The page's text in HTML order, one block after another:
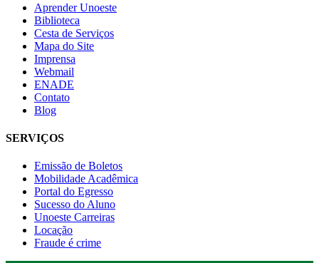
Aprender Unoeste
Biblioteca
Cesta de Serviços
Mapa do Site
Imprensa
Webmail
ENADE
Contato
Blog
SERVIÇOS
Emissão de Boletos
Mobilidade Acadêmica
Portal do Egresso
Sucesso do Aluno
Unoeste Carreiras
Locação
Fraude é crime